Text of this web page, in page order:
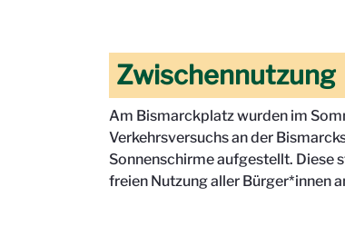
Zwischennutzung
Am Bismarckplatz wurden im
Verkehrsversuchs an der
Sonnenschirme aufgestellt. Diese
freien Nutzung aller Bürger*innen